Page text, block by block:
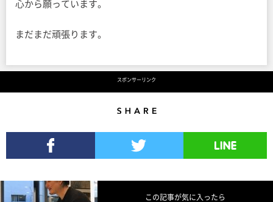
心から願っています。
まだまだ頑張ります。
スポンサーリンク
この記事が気に入ったら